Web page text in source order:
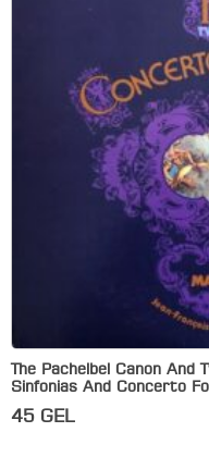
The Pachelbel Canon
Sinfonias And Concerto
45 GEL